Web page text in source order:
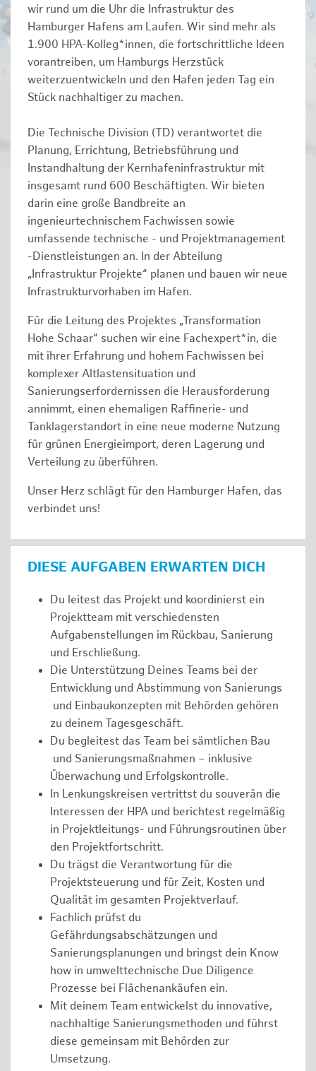
wir rund um die Uhr die Infrastruktur des
Hamburger Hafens am Laufen. Wir sind mehr als
1.900 HPA-Kolleg*innen, die fortschrittliche Ideen
vorantreiben, um Hamburgs Herzstück
weiterzuentwickeln und den Hafen jeden Tag ein
Stück nachhaltiger zu machen.
Die Technische Division (TD) verantwortet die
Planung, Errichtung, Betriebsführung und
Instandhaltung der Kernhafeninfrastruktur mit
insgesamt rund 600 Beschäftigten. Wir bieten
darin eine große Bandbreite an
ingenieurtechnischem Fachwissen sowie
umfassende technische - und Projektmanagement
-Dienstleistungen an. In der Abteilung
„Infrastruktur Projekte“ planen und bauen wir neue
Infrastrukturvorhaben im Hafen.
Für die Leitung des Projektes „Transformation
Hohe Schaar“ suchen wir eine Fachexpert*in, die
mit ihrer Erfahrung und hohem Fachwissen bei
komplexer Altlastensituation und
Sanierungserfordernissen die Herausforderung
annimmt, einen ehemaligen Raffinerie- und
Tanklagerstandort in eine neue moderne Nutzung
für grünen Energieimport, deren Lagerung und
Verteilung zu überführen.
Unser Herz schlägt für den Hamburger Hafen, das
verbindet uns!
DIESE AUFGABEN ERWARTEN DICH
Du leitest das Projekt und koordinierst ein
Projektteam mit verschiedensten
Aufgabenstellungen im Rückbau, Sanierung
und Erschließung.
Die Unterstützung Deines Teams bei der
Entwicklung und Abstimmung von Sanierungs
und Einbaukonzepten mit Behörden gehören
zu deinem Tagesgeschäft.
Du begleitest das Team bei sämtlichen Bau
und Sanierungsmaßnahmen – inklusive
Überwachung und Erfolgskontrolle.
In Lenkungskreisen vertrittst du souverän die
Interessen der HPA und berichtest regelmäßig
in Projektleitungs- und Führungsroutinen über
den Projektfortschritt.
Du trägst die Verantwortung für die
Projektsteuerung und für Zeit, Kosten und
Qualität im gesamten Projektverlauf.
Fachlich prüfst du
Gefährdungsabschätzungen und
Sanierungsplanungen und bringst dein Know
how in umwelttechnische Due Diligence
Prozesse bei Flächenankäufen ein.
Mit deinem Team entwickelst du innovative,
nachhaltige Sanierungsmethoden und führst
diese gemeinsam mit Behörden zur
Umsetzung.